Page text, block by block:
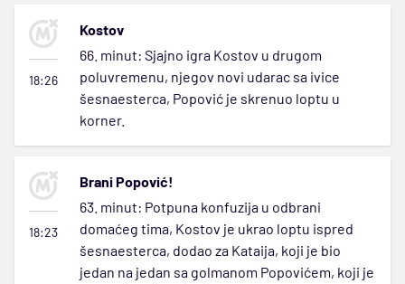
18:26
Kostov
66. minut: Sjajno igra Kostov u drugom
poluvremenu, njegov novi udarac sa ivice
šesnaesterca, Popović je skrenuo loptu u
korner.
18:23
Brani Popović!
63. minut: Potpuna konfuzija u odbrani
domaćeg tima, Kostov je ukrao loptu ispred
šesnaesterca, dodao za Kataija, koji je bio
jedan na jedan sa golmanom Popovićem, koji je